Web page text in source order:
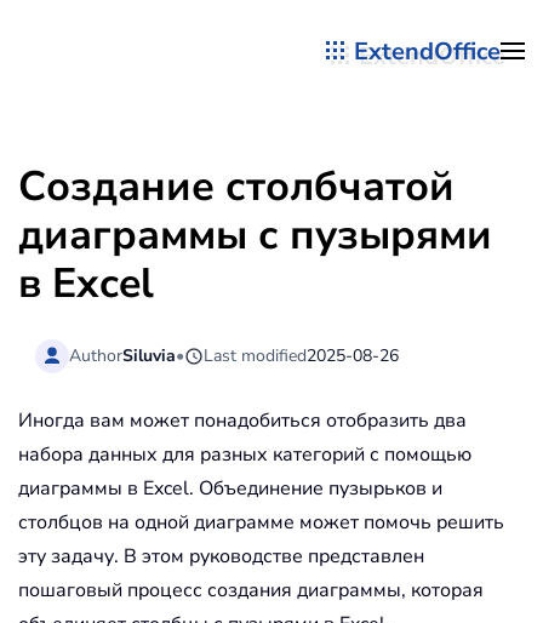
ExtendOffice
Создание столбчатой
диаграммы с пузырями
в Excel
AuthorSiluvia• Last modified2025-08-26
Иногда вам может понадобиться отобразить два
набора данных для разных категорий с помощью
диаграммы в Excel. Объединение пузырьков и
столбцов на одной диаграмме может помочь решить
эту задачу. В этом руководстве представлен
пошаговый процесс создания диаграммы, которая